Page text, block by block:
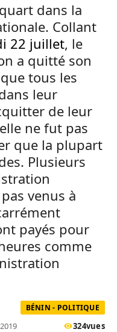
dans la
Collant
22 juillet, le
a quitté son
tous les
leur
de leur
ne fut pas
que la plupart
Plusieurs
venus à
payés pour
comme
BÉNIN - POLITIQUE
324vues